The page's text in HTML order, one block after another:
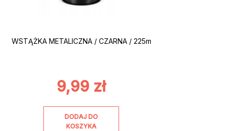
WSTĄŻKA METALICZNA / CZARNA / 225m
9,99 zł
DODAJ DO
KOSZYKA